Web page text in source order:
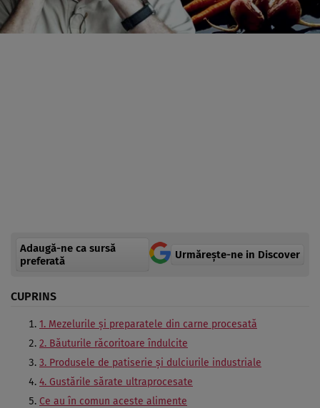
Adaugă-ne ca sursă
preferată
Urmărește-ne in Discover
CUPRINS
1. Mezelurile și preparatele din carne procesată
2. Băuturile răcoritoare îndulcite
3. Produsele de patiserie și dulciurile industriale
4. Gustările sărate ultraprocesate
Ce au în comun aceste alimente